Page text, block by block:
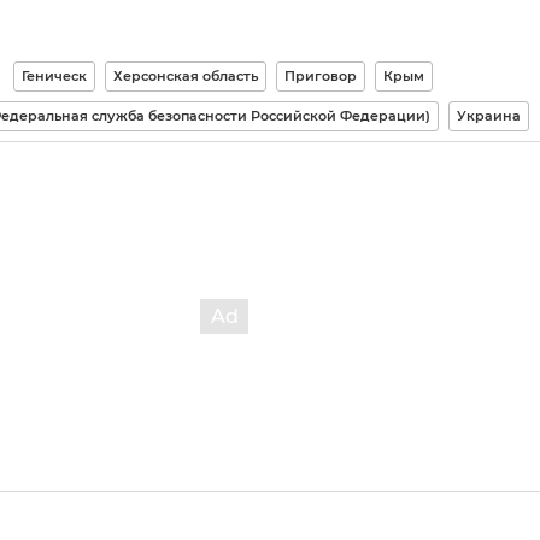
Геническ Херсонская область Приговор Крым
служба безопасности Российской Федерации) Украина